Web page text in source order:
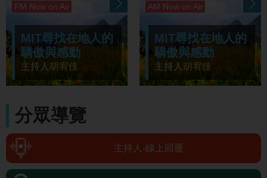
MIT尋找在地人的
驕傲與感動
主持人 胡宥佳
蓓你好時光
主持人汪蓓
MIT尋找在地人的
驕傲與感動
主持人 胡宥佳
分眾導覽
主持人-線上回覆